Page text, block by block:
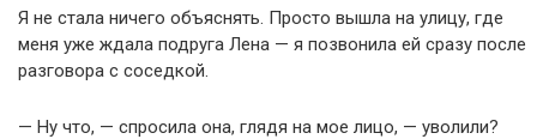
Я не стала ничего объяснять. Просто вышла на улицу, где
меня уже ждала подруга Лена — я позвонила ей сразу после
разговора с соседкой.
— Ну что, — спросила она, глядя на мое лицо, — уволили?